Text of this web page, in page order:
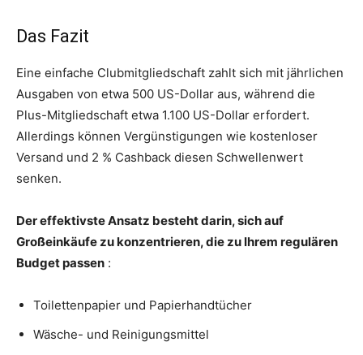
Das Fazit
Eine einfache Clubmitgliedschaft zahlt sich mit jährlichen
Ausgaben von etwa 500 US-Dollar aus, während die
Plus-Mitgliedschaft etwa 1.100 US-Dollar erfordert.
Allerdings können Vergünstigungen wie kostenloser
Versand und 2 % Cashback diesen Schwellenwert
senken.
Der effektivste Ansatz besteht darin, sich auf
Großeinkäufe zu konzentrieren, die zu Ihrem regulären
Budget passen :
Toilettenpapier und Papierhandtücher
Wäsche- und Reinigungsmittel